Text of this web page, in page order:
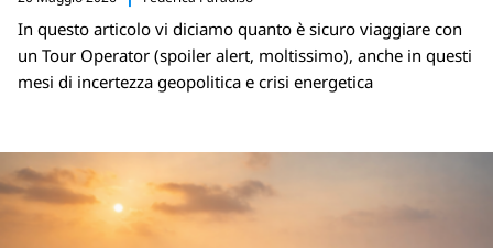
In questo articolo vi diciamo quanto è sicuro viaggiare con
un Tour Operator (spoiler alert, moltissimo), anche in questi
mesi di incertezza geopolitica e crisi energetica